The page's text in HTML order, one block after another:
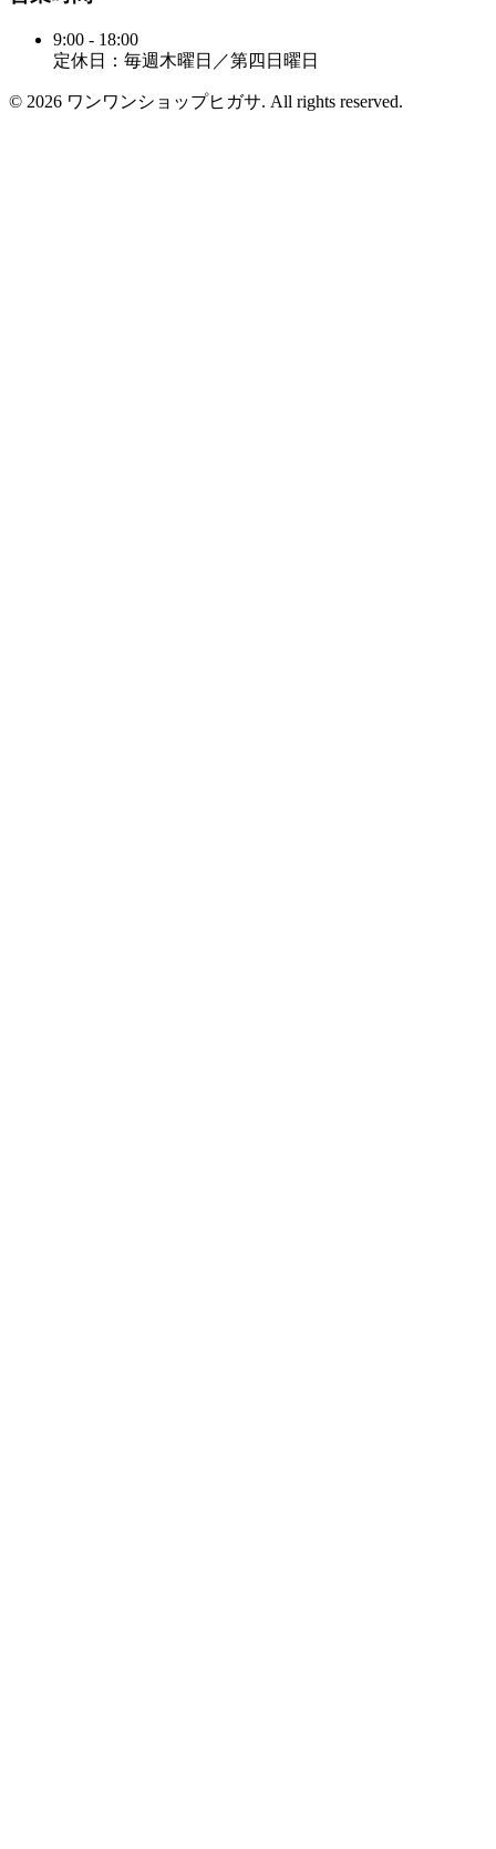
9:00 - 18:00
定休日：毎週木曜日／第四日曜日
© 2026 ワンワンショップヒガサ. All rights reserved.